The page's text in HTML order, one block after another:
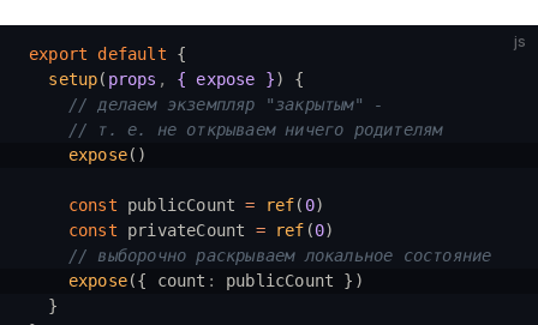
js
export default {
  setup
( props , { expose }) {
    // делаем экземпляр "закрытым" -
    // т. е. не открываем ничего родителям
    expose
()
    const
publicCount = ref( 0)
    const
privateCount = ref (0)
    // выборочно раскрываем локальное состояние
    expose
({ count :
publicCount })
  }